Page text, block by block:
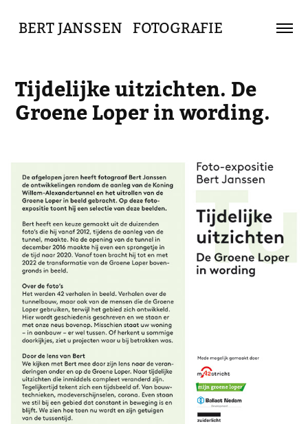
BERT JANSSEN   FOTOGRAFIE
Tijdelijke uitzichten. De
Groene Loper in wording.